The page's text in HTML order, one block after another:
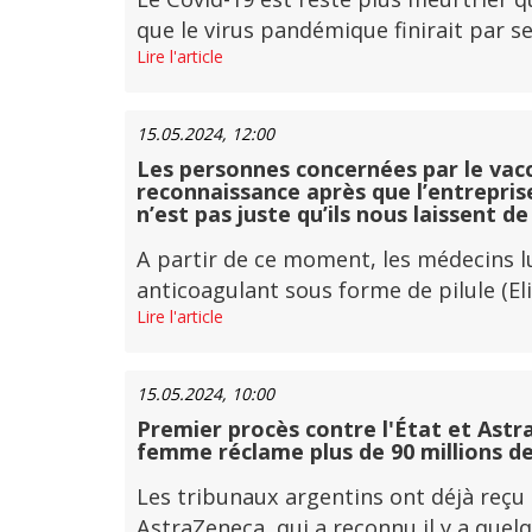
que le virus pandémique finirait par
Lire l'article
15.05.2024, 12:00
Les personnes concernées par le
reconnaissance après que
n’est pas juste qu’ils nous laissent
A partir de ce moment, les médecins
anticoagulant sous forme de pilule
Lire l'article
15.05.2024, 10:00
Premier procès contre l'État et
femme réclame plus de 90 millions
Les tribunaux argentins ont déjà